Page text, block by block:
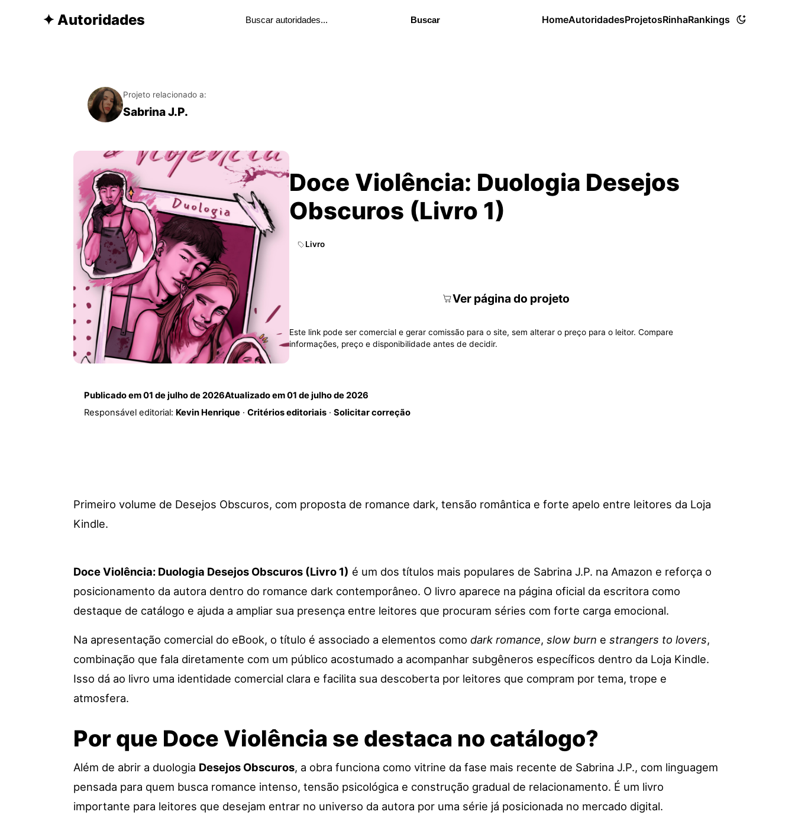
✦ Autoridades Buscar HomeAutoridadesProjetosRinhaRankings
Projeto relacionado a:
Sabrina J.P.
Doce Violência: Duologia Desejos
Obscuros (Livro 1)
Livro
Ver página do projeto
Este link pode ser comercial e gerar comissão para o site, sem alterar o preço para o leitor. Compare
informações, preço e disponibilidade antes de decidir.
Publicado em01 de julho de 2026Atualizado em01 de julho de 2026
Responsável editorial: Kevin Henrique· Critérios editoriais· Solicitar correção
Primeiro volume de Desejos Obscuros, com proposta de romance dark, tensão romântica e forte apelo entre leitores da Loja
Kindle.
Doce Violência: Duologia Desejos Obscuros (Livro 1) é um dos títulos mais populares de Sabrina J.P. na Amazon e reforça o
posicionamento da autora dentro do romance dark contemporâneo. O livro aparece na página oficial da escritora como
destaque de catálogo e ajuda a ampliar sua presença entre leitores que procuram séries com forte carga emocional.
Na apresentação comercial do eBook, o título é associado a elementos como dark romance, slow burn e strangers to lovers,
combinação que fala diretamente com um público acostumado a acompanhar subgêneros específicos dentro da Loja Kindle.
Isso dá ao livro uma identidade comercial clara e facilita sua descoberta por leitores que compram por tema, trope e
atmosfera.
Por que Doce Violência se destaca no catálogo?
Além de abrir a duologia Desejos Obscuros, a obra funciona como vitrine da fase mais recente de Sabrina J.P., com linguagem
pensada para quem busca romance intenso, tensão psicológica e construção gradual de relacionamento. É um livro
importante para leitores que desejam entrar no universo da autora por uma série já posicionada no mercado digital.